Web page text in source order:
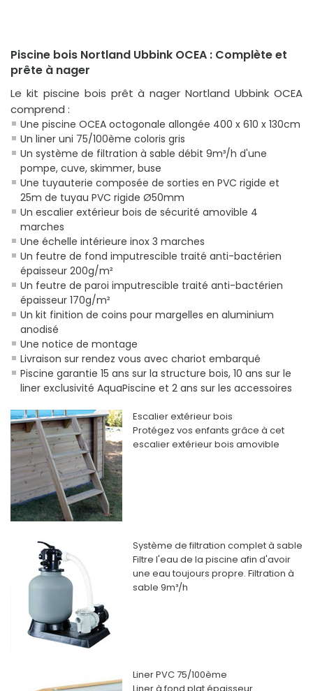
Piscine bois Nortland Ubbink OCEA : Complète et
prête à nager
Le kit piscine bois prêt à nager Nortland Ubbink OCEA
comprend :
Une piscine OCEA octogonale allongée 400 x 610 x 130cm
Un liner uni 75/100ème coloris gris
Un système de filtration à sable débit 9m³/h d'une
pompe, cuve, skimmer, buse
Une tuyauterie composée de sorties en PVC rigide et
25m de tuyau PVC rigide Ø50mm
Un escalier extérieur bois de sécurité amovible 4
marches
Une échelle intérieure inox 3 marches
Un feutre de fond imputrescible traité anti-bactérien
épaisseur 200g/m²
Un feutre de paroi imputrescible traité anti-bactérien
épaisseur 170g/m²
Un kit finition de coins pour margelles en aluminium
anodisé
Une notice de montage
Livraison sur rendez vous avec chariot embarqué
Piscine garantie 15 ans sur la structure bois, 10 ans sur le
liner exclusivité AquaPiscine et 2 ans sur les accessoires
Escalier extérieur bois
Protégez vos enfants grâce à cet
escalier extérieur bois amovible
Système de filtration complet à sable
Filtre l'eau de la piscine afin d'avoir
une eau toujours propre. Filtration à
sable 9m³/h
Liner PVC 75/100ème